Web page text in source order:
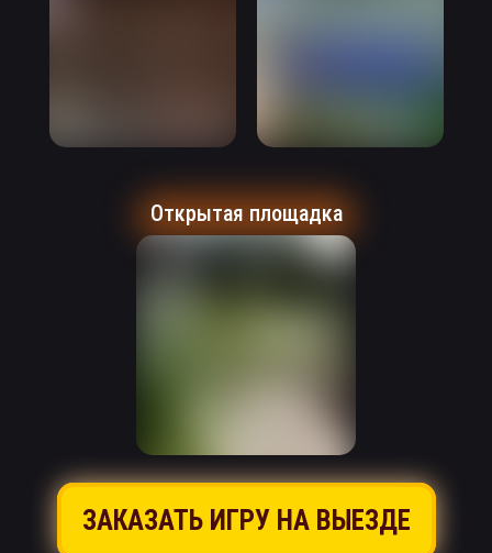
Открытая площадка
ЗАКАЗАТЬ ИГРУ НА ВЫЕЗДЕ